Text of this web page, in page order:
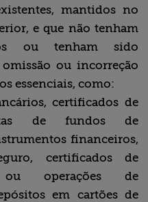
mantidos no
e que não tenham
ou tenham sido
ou incorreção
essenciais, como:
certificados de
de fundos de
financeiros,
certificados de
ou operações de
em cartões de